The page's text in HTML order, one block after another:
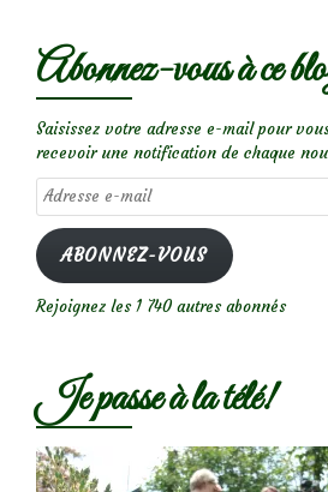
Abonnez-vous à ce
Saisissez votre adresse e-mail pour
recevoir une notification de chaque
Adresse
e-
mail
ABONNEZ-VOUS
Rejoignez les 1 740 autres abonnés
Je passe à la télé!